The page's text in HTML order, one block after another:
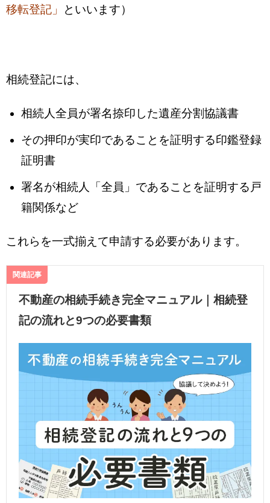
移転登記」
といいます）
相続登記には、
相続人全員が署名捺印した遺産分割協議書
その押印が実印であることを証明する印鑑登録
証明書
署名が相続人「全員」であることを証明する戸
籍関係など
これらを一式揃えて申請する必要があります。
関連記事
不動産の相続手続き完全マニュアル｜相続登
記の流れと9つの必要書類